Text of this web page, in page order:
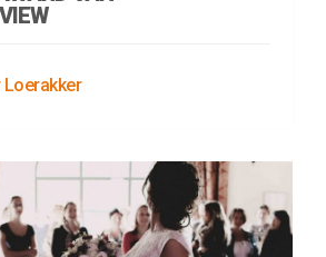
Loerakker